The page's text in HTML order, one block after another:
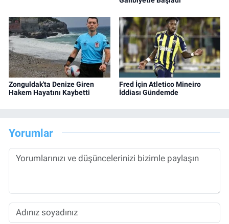
Zonguldak'ta Denize Giren
Hakem Hayatını Kaybetti
Fred İçin Atletico Mineiro
İddiası Gündemde
Yorumlar